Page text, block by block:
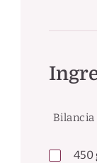
Bilancia
450